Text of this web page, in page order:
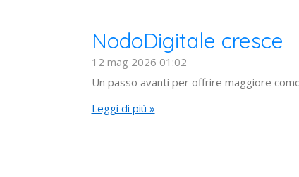
NodoDigitale cresce
12 mag 2026 01:02
Un passo avanti per offrire maggiore
Leggi di più »